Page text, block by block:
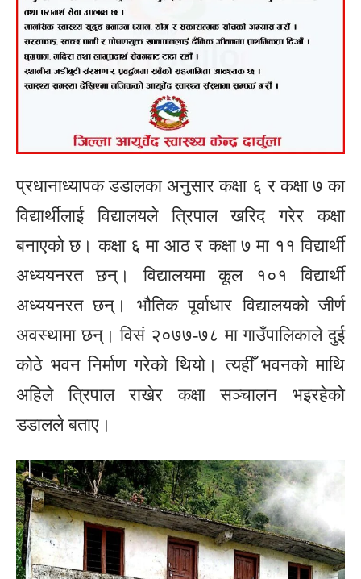
प्रधानाध्यापक डडालका अनुसार कक्षा ६ र कक्षा ७ का
विद्यार्थीलाई विद्यालयले त्रिपाल खरिद गरेर कक्षा
बनाएको छ। कक्षा ६ मा आठ र कक्षा ७ मा ११ विद्यार्थी
अध्ययनरत छन्। विद्यालयमा कूल १०१ विद्यार्थी
अध्ययनरत छन्। भौतिक पूर्वाधार विद्यालयको जीर्ण
अवस्थामा छन्। विसं २०७७-७८ मा गाउँपालिकाले दुई
कोठे भवन निर्माण गरेको थियो। त्यहीँ भवनको माथि
अहिले त्रिपाल राखेर कक्षा सञ्चालन भइरहेको
डडालले बताए।